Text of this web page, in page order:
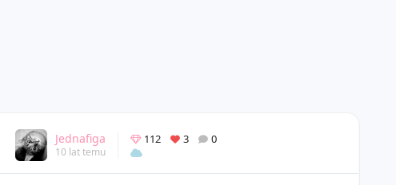
Jednafiga
10 lat temu
112 3 0